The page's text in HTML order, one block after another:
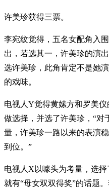
许美珍获得三票。
李宛纹觉得，五名女配角入
出，若选其一，许美珍的演
选许美珍，此角肯定不是她
的戏味。
电视人Y觉得黄嫊方和罗美
做选择，并选了许美珍，“对
量，许美珍一路以来的表演
到位。”
电视人X以噱头为考量，选择
就有“母女双双得奖”的话题